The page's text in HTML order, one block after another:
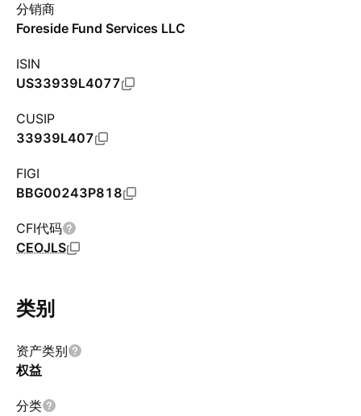
分销商
Foreside Fund Services LLC
ISIN
US33939L4077
CUSIP
33939L407
FIGI
BBG00243P818
CFI代码
CEOJLS
类别
资产类别
权益
分类